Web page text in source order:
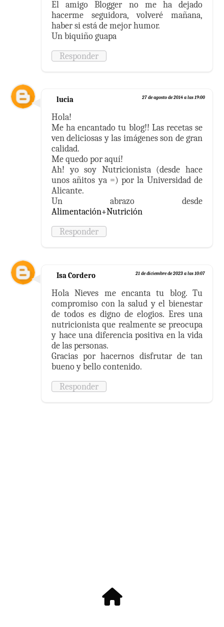
El amigo Blogger no me ha dejado
hacerme seguidora, volveré mañana,
haber si está de mejor humor.
Un biquiño guapa
Responder
lucia 27 de agosto de 2014 a las 19:00
Hola!
Me ha encantado tu blog!! Las recetas se
ven deliciosas y las imágenes son de gran
calidad.
Me quedo por aquí!
Ah! yo soy Nutricionista (desde hace
unos añitos ya =) por la Universidad de
Alicante.
Un abrazo desde
Alimentación+Nutrición
Responder
Isa Cordero 21 de diciembre de 2023 a las 10:07
Hola Nieves me encanta tu blog. Tu
compromiso con la salud y el bienestar
de todos es digno de elogios. Eres una
nutricionista que realmente se preocupa
y hace una diferencia positiva en la vida
de las personas.
Gracias por hacernos disfrutar de tan
bueno y bello contenido.
Responder